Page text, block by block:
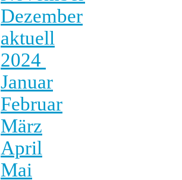
Dezember
aktuell
2024
Januar
Februar
März
April
Mai